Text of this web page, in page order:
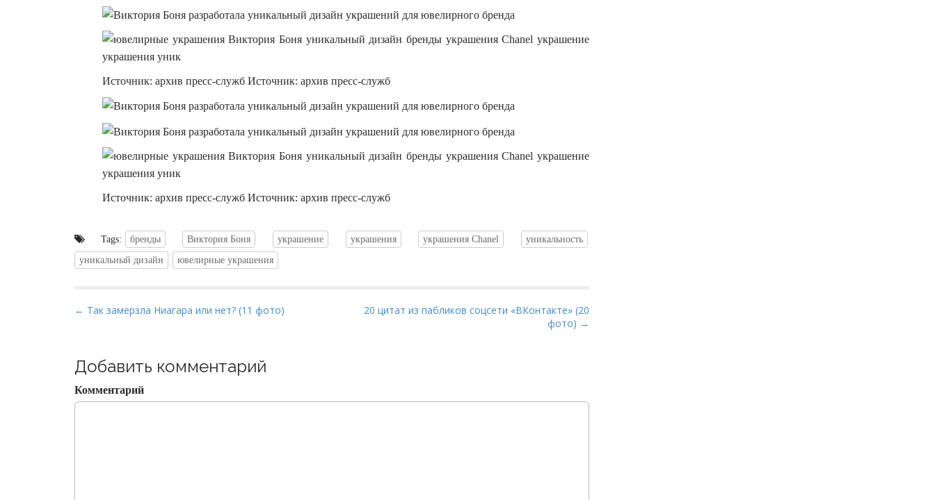
Источник: архив пресс-служб Источник: архив пресс-служб
Источник: архив пресс-служб Источник: архив пресс-служб
Tags: бренды Виктория Боня украшение украшения украшения Chanel
уникальность
уникальный дизайн
ювелирные украшения
P
t
n
a
← Так замерзла Ниагара или нет? (11 фото)
20 цитат из пабликов соцсети «ВКонтакте» (20
фото) →
Добавить комментарий
Комментарий